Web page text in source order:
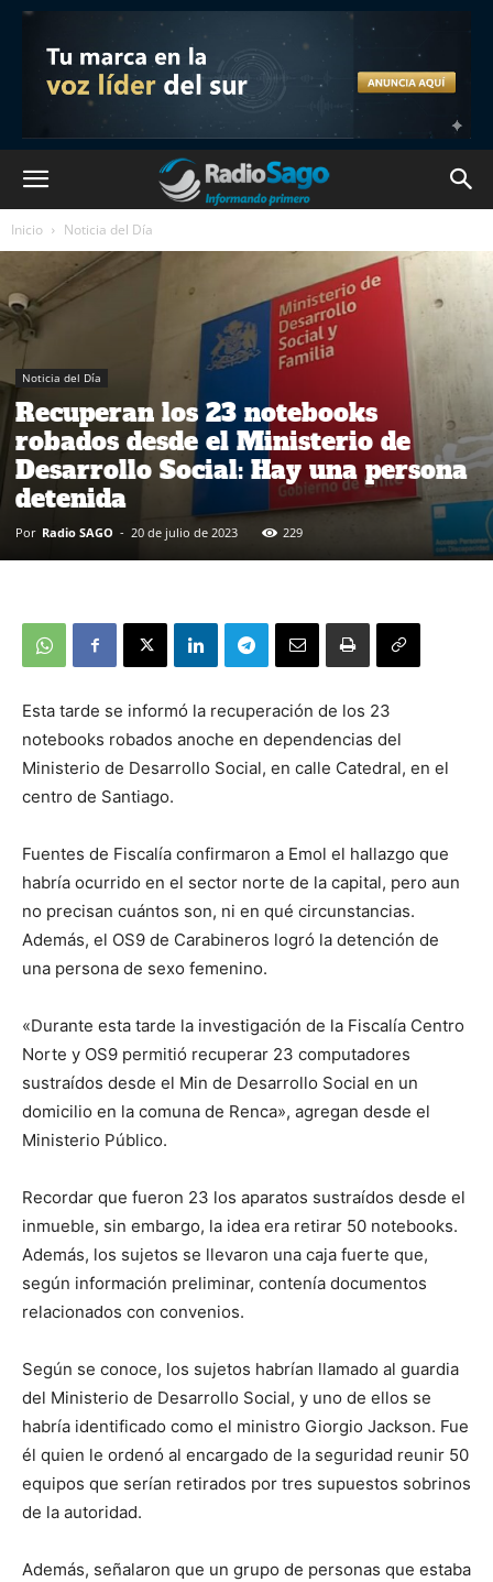
Inicio Noticia del Día
Noticia del Día
Recuperan los 23 notebooks
robados desde el Ministerio de
Desarrollo Social: Hay una persona
detenida
Por Radio SAGO - 20 de julio de 2023 229
Esta tarde se informó la recuperación de los 23
notebooks robados anoche en dependencias del
Ministerio de Desarrollo Social, en calle Catedral, en el
centro de Santiago.
Fuentes de Fiscalía confirmaron a Emol el hallazgo que
habría ocurrido en el sector norte de la capital, pero aun
no precisan cuántos son, ni en qué circunstancias.
Además, el OS9 de Carabineros logró la detención de
una persona de sexo femenino.
«Durante esta tarde la investigación de la Fiscalía Centro
Norte y OS9 permitió recuperar 23 computadores
sustraídos desde el Min de Desarrollo Social en un
domicilio en la comuna de Renca», agregan desde el
Ministerio Público.
Recordar que fueron 23 los aparatos sustraídos desde el
inmueble, sin embargo, la idea era retirar 50 notebooks.
Además, los sujetos se llevaron una caja fuerte que,
según información preliminar, contenía documentos
relacionados con convenios.
Según se conoce, los sujetos habrían llamado al guardia
del Ministerio de Desarrollo Social, y uno de ellos se
habría identificado como el ministro Giorgio Jackson. Fue
él quien le ordenó al encargado de la seguridad reunir 50
equipos que serían retirados por tres supuestos sobrinos
de la autoridad.
Además, señalaron que un grupo de personas que estaba